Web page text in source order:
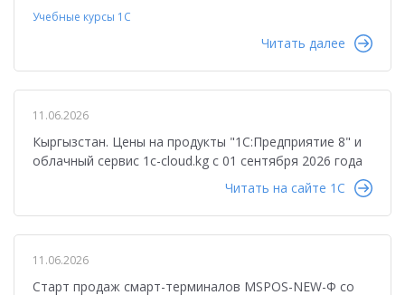
Учебные курсы 1С
Читать далее
11.06.2026
Кыргызстан. Цены на продукты "1С:Предприятие 8" и
облачный сервис 1c-cloud.kg с 01 сентября 2026 года
Читать на сайте 1C
11.06.2026
Старт продаж смарт-терминалов MSPOS-NEW-Ф со